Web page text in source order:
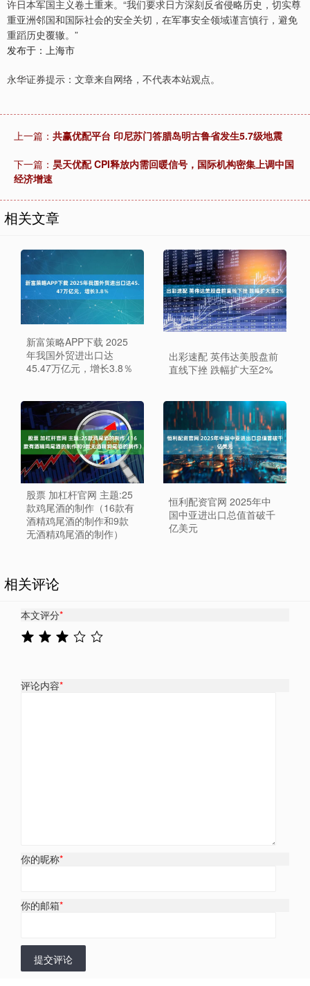
许日本军国主义卷土重来。“我们要求日方深刻反省侵略历史，切实尊
重亚洲邻国和国际社会的安全关切，在军事安全领域谨言慎行，避免
重蹈历史覆辙。”
发布于：上海市
永华证券提示：文章来自网络，不代表本站观点。
上一篇： 共赢优配平台 印尼苏门答腊岛明古鲁省发生5.7级地震
下一篇： 昊天优配 CPI释放内需回暖信号，国际机构密集上调中国
经济增速
相关文章
新富策略APP下载 2025
年我国外贸进出口达
45.47万亿元，增长3.8％
出彩速配 英伟达美股盘前
直线下挫 跌幅扩大至2%
股票 加杠杆官网 主题:25
款鸡尾酒的制作（16款有
酒精鸡尾酒的制作和9款
无酒精鸡尾酒的制作）
恒利配资官网 2025年中
国中亚进出口总值首破千
亿美元
相关评论
本文评分*
评论内容*
你的昵称*
你的邮箱*
提交评论